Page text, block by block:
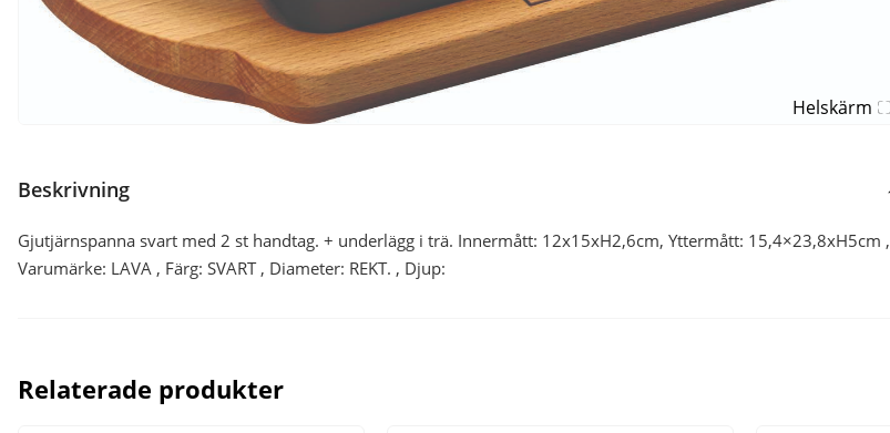
Helskärm
Beskrivning
Gjutjärnspanna svart med 2 st handtag. + underlägg i trä. Innermått: 12x15xH2,6cm, Yttermått: 15,4×23,8xH5cm ,
Varumärke: LAVA , Färg: SVART , Diameter: REKT. , Djup:
Relaterade produkter